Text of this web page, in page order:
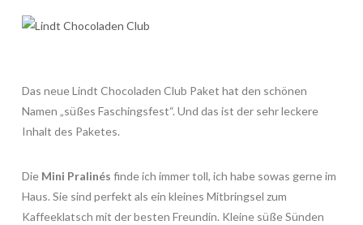
Das neue Lindt Chocoladen Club Paket hat den schönen
Namen „süßes Faschingsfest“. Und das ist der sehr leckere
Inhalt des Paketes.
Die Mini Pralinés finde ich immer toll, ich habe sowas gerne im
Haus. Sie sind perfekt als ein kleines Mitbringsel zum
Kaffeeklatsch mit der besten Freundin. Kleine süße Sünden